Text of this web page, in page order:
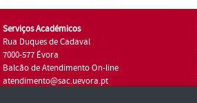
Serviços Académicos
Rua Duques de Cadaval
7000-577 Évora
Balcão de Atendimento On-line
atendimento@sac.uevora.pt